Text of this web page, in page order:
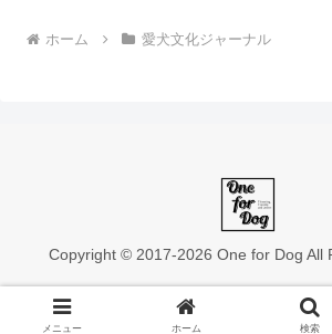
ホーム 愛犬文化ジャーナル
Copyright © 2017-2026 One for Dog All
メニュー ホーム 検索